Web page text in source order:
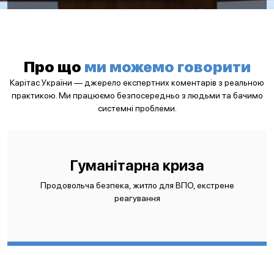
Про що ми можемо говорити
Карітас України — джерело експертних коментарів з реальною
практикою. Ми працюємо безпосередньо з людьми та бачимо
системні проблеми.
Гуманітарна криза
Продовольча безпека, житло для ВПО, екстрене
реагування